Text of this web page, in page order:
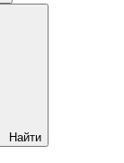
Найти